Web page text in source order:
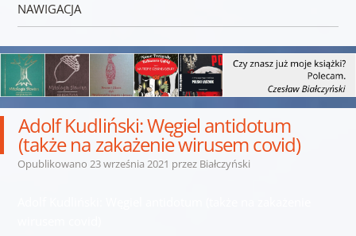
NAWIGACJA
Adolf Kudliński: Węgiel antidotum
(także na zakażenie wirusem covid)
Opublikowano 23 września 2021 przez Białczyński